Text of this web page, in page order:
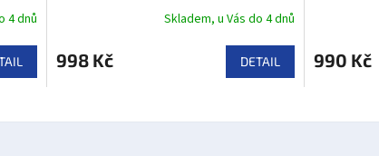
4 dnů Skladem, u Vás do 4 dnů
998 Kč DETAIL 990 Kč